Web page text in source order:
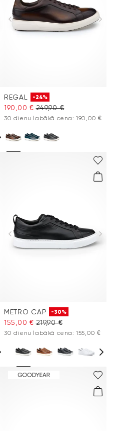
REGAL -24%
190,00 € 249,90 €
30 dienu labākā cena: 190,00 €
METRO CAP -30%
155,00 € 219,90 €
30 dienu labākā cena: 155,00 €